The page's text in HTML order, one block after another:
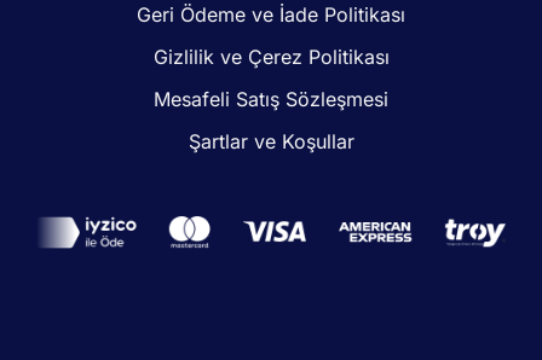
Geri Ödeme ve İade Politikası
Gizlilik ve Çerez Politikası
Mesafeli Satış Sözleşmesi
Şartlar ve Koşullar